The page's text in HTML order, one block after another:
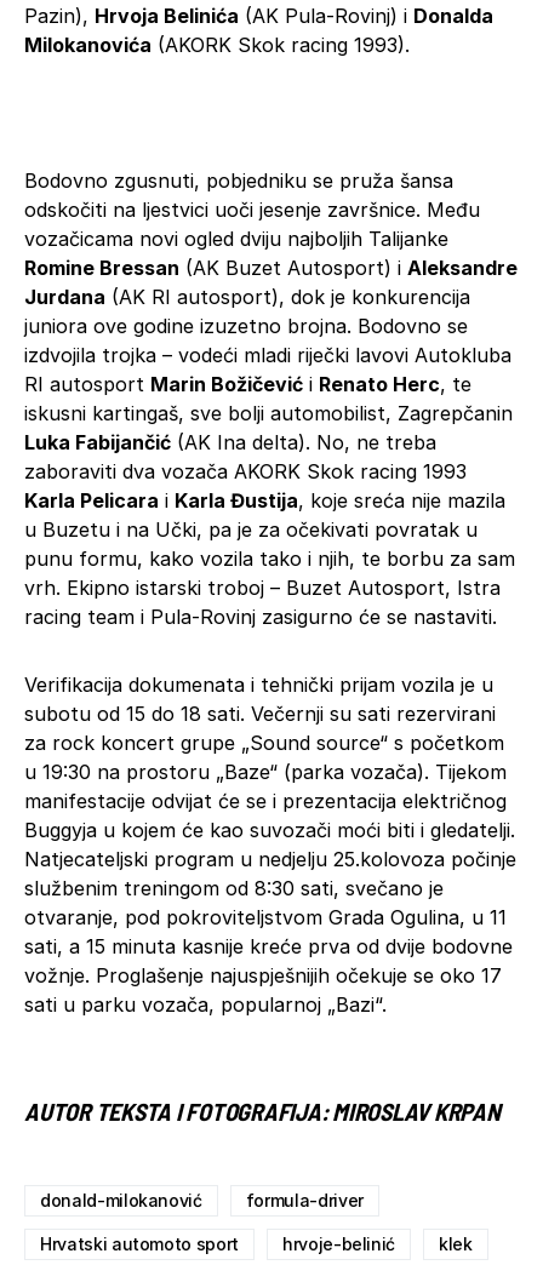
Pazin), Hrvoja Belinića (AK Pula-Rovinj) i Donalda
Milokanovića (AKORK Skok racing 1993).
Bodovno zgusnuti, pobjedniku se pruža šansa
odskočiti na ljestvici uoči jesenje završnice. Među
vozačicama novi ogled dviju najboljih Talijanke
Romine Bressan (AK Buzet Autosport) i Aleksandre
Jurdana (AK RI autosport), dok je konkurencija
juniora ove godine izuzetno brojna. Bodovno se
izdvojila trojka – vodeći mladi riječki lavovi Autokluba
RI autosport Marin Božičević i Renato Herc, te
iskusni kartingaš, sve bolji automobilist, Zagrepčanin
Luka Fabijančić (AK Ina delta). No, ne treba
zaboraviti dva vozača AKORK Skok racing 1993
Karla Pelicara i Karla Đustija, koje sreća nije mazila
u Buzetu i na Učki, pa je za očekivati povratak u
punu formu, kako vozila tako i njih, te borbu za sam
vrh. Ekipno istarski troboj – Buzet Autosport, Istra
racing team i Pula-Rovinj zasigurno će se nastaviti.
Verifikacija dokumenata i tehnički prijam vozila je u
subotu od 15 do 18 sati. Večernji su sati rezervirani
za rock koncert grupe „Sound source“ s početkom
u 19:30 na prostoru „Baze“ (parka vozača). Tijekom
manifestacije odvijat će se i prezentacija električnog
Buggyja u kojem će kao suvozači moći biti i gledatelji.
Natjecateljski program u nedjelju 25.kolovoza počinje
službenim treningom od 8:30 sati, svečano je
otvaranje, pod pokroviteljstvom Grada Ogulina, u 11
sati, a 15 minuta kasnije kreće prva od dvije bodovne
vožnje. Proglašenje najuspješnijih očekuje se oko 17
sati u parku vozača, popularnoj „Bazi“.
AUTOR TEKSTA I FOTOGRAFIJA: MIROSLAV KRPAN
donald-milokanović formula-driver
Hrvatski automoto sport hrvoje-belinić klek